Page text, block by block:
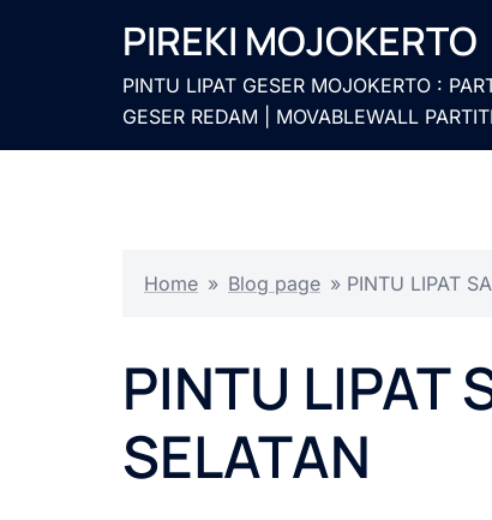
PIREKI MOJOKERTO
PINTU LIPAT GESER MOJOKERTO :
GESER REDAM | MOVABLEWALL
Home » Blog page » PINTU LIPAT
PINTU LIPAT
SELATAN